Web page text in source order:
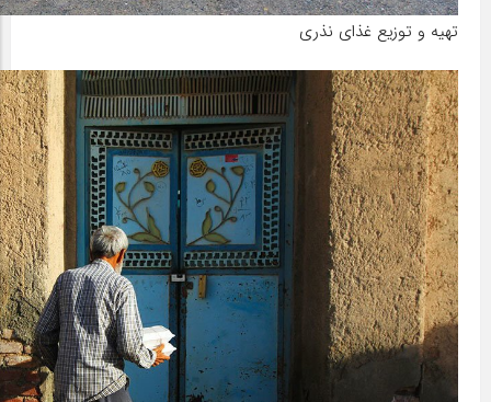
تهیه و توزیع غذای نذری